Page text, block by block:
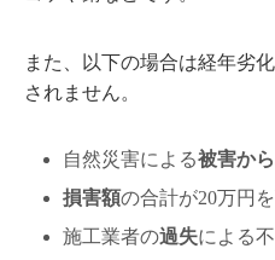
また、以下の場合は経年劣
されません。
自然災害による被害か
損害額の合計が20万円
施工業者の過失による